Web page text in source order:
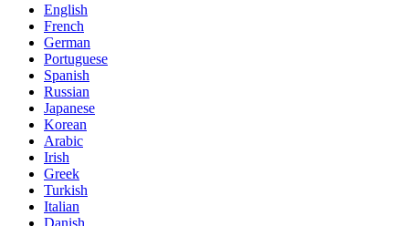
English
French
German
Portuguese
Spanish
Russian
Japanese
Korean
Arabic
Irish
Greek
Turkish
Italian
Danish